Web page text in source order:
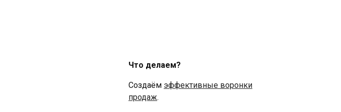
Что делаем?
Создаём эффективные воронки
продаж.